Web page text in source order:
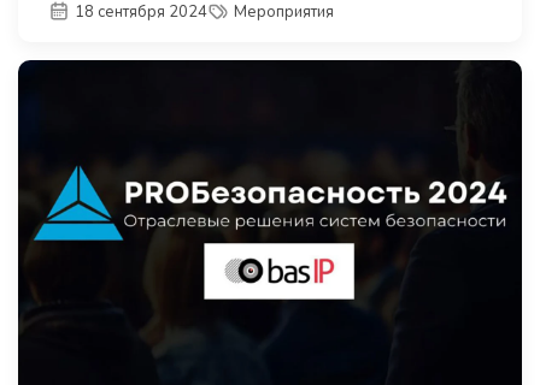
18 сентября 2024 Мероприятия